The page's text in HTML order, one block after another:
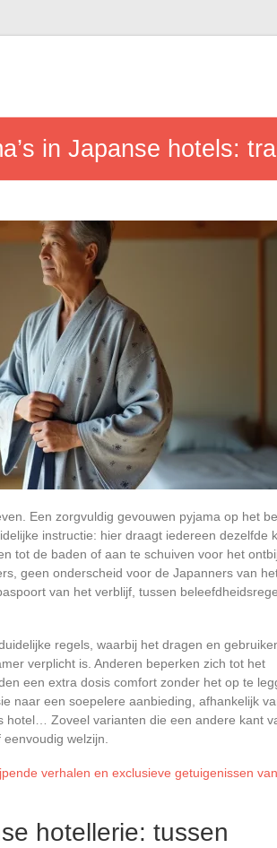
in Japanse hotels:
Een zorgvuldig gevouwen pyjama op het
instructie: hier draagt iedereen dezelfde
tot de baden of aan te schuiven voor het
geen onderscheid voor de Japanners van
van het verblijf, tussen
regels, waarbij het dragen en
verplicht is. Anderen beperken zich tot het
een extra dosis comfort zonder het op te
naar een soepelere aanbieding, afhankelijk
hotel… Zoveel varianten die een andere kant
welzijn.
verhalen en exclusieve getuigenissen van
hotellerie: tussen